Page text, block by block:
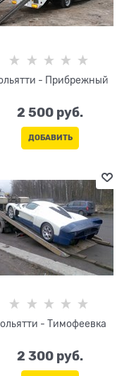
- Прибрежный
2 500 руб.
ДОБАВИТЬ
- Тимофеевка
2 300 руб.